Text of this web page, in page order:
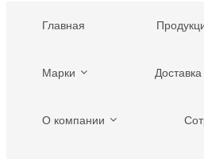
Главная
Марки
О компании